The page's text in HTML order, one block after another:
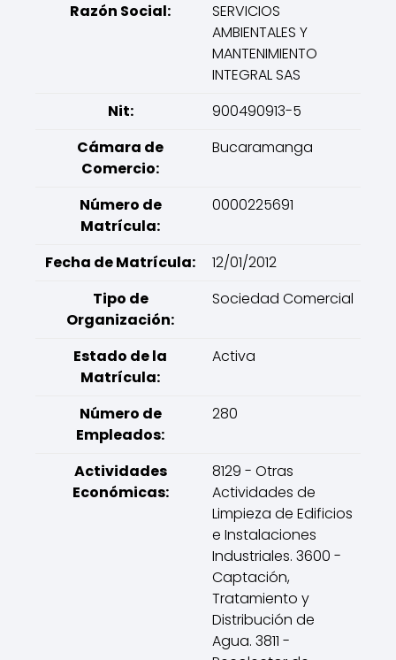
Razón Social:
SERVICIOS
AMBIENTALES Y
MANTENIMIENTO
INTEGRAL SAS
Nit:
900490913-5
Cámara de
Comercio:
Bucaramanga
Número de
Matrícula:
0000225691
Fecha de Matrícula:
12/01/2012
Tipo de
Organización:
Sociedad Comercial
Estado de la
Matrícula:
Activa
Número de
Empleados:
280
Actividades
Económicas:
8129 - Otras
Actividades de
Limpieza de Edificios
e Instalaciones
Industriales. 3600 -
Captación,
Tratamiento y
Distribución de
Agua. 3811 -